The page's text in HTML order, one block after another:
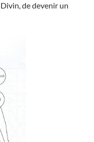
de devenir un